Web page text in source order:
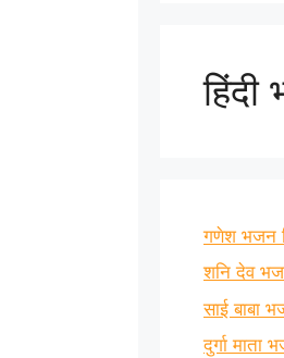
गणेश भजन
शनि देव
साई बाबा
दुर्गा माता